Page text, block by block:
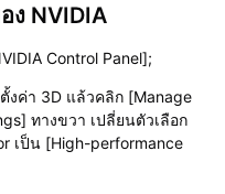
ง NVIDIA
Control Panel];
งค่า 3D แล้วคลิก [Manage
ทางขวา เปลี่ยนตัวเลือก
เป็น [High-performance